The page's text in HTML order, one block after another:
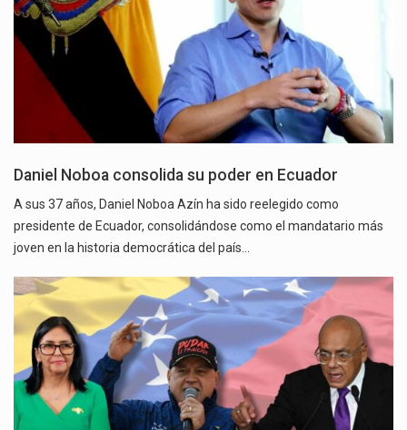
Daniel Noboa consolida su poder en Ecuador
A sus 37 años, Daniel Noboa Azín ha sido reelegido como
presidente de Ecuador, consolidándose como el mandatario más
joven en la historia democrática del país…